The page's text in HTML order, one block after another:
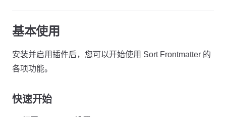
基本使用
安装并启用插件后，您可以开始使用 Sort Frontmatter 的
各项功能。
快速开始